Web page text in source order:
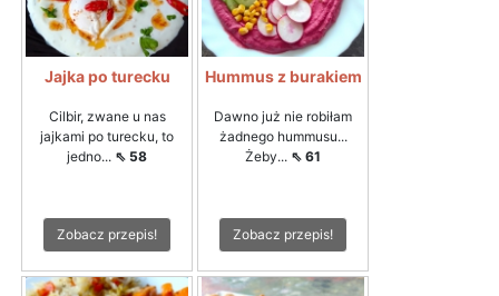
Jajka po turecku
Cilbir, zwane u nas
jajkami po turecku, to
jedno... ⇖ 58
Zobacz przepis!
Hummus z burakiem
Dawno już nie robiłam
żadnego hummusu...
Żeby... ⇖ 61
Zobacz przepis!